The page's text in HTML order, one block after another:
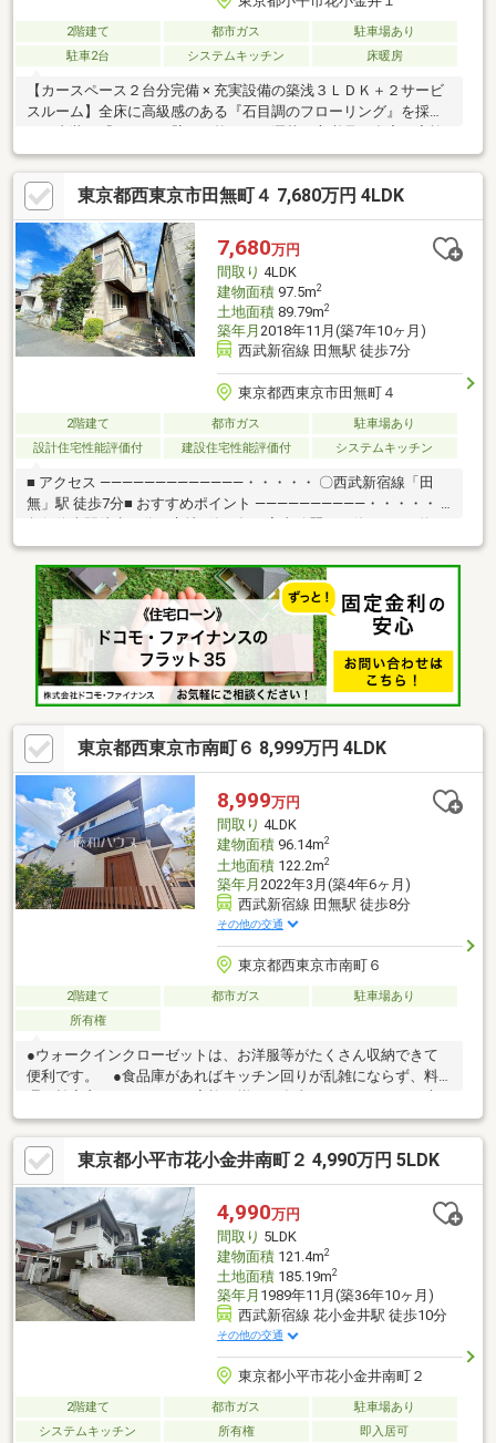
2階建て 都市ガス
駐車場あり
駐車2台
システムキッチン 床暖房
【カースペース２台分完備 × 充実設備の築浅３ＬＤＫ＋２サービ
スルーム】全床に高級感のある『石目調のフローリング』を採用
が集まる１階ＬＤＫは吹抜けからしっかり採光の取れる１６.５４
帖！足元からじんわり温かい床暖房を完備し、心地よく過ごせま
す。高級感あふれる『グラフテクト』Ⅱ型キッチンからはリビング
全体が見渡せるあんしん設計。浴室はゆったり一坪サイズで日々
の疲れを癒せます。２階の主寝室には大容量のウォークインクロ
ーゼットを確保。納戸は作業部屋にも最適。洗面室は『電動室内
物干し』完備しており、こだわりのある設計です。
東京都西東京市田無町４ 7,680万円 4LDK
7,680万円
間取り 4LDK
建物面積97.5m2
土地面積89.79m2
築年月 2018年11月(築7年10ヶ月)
西武新宿線 田無駅 徒歩7分
東京都西東京市田無町４
2階建て 都市ガス
駐車場あり
設計住宅性能評価付
建設住宅性能評価付 システムキッチン
■ アクセス ―――――――――――――・・・・・ 〇西武新宿線「田
無」駅 徒歩7分■ おすすめポイント ――――――――――・・・・・ ○
16.7帖のLDK、LD部分は吹き抜けのため、開放感のある室内○約6
帖のグルニエは普段使わない荷物を置くにも便利○WIC、SIC完
備、収納スペースも多く採用○ご家族連れでも安心な４部屋○カー
スペース１台確保○本物件は、新築時に住宅性能表示制度の設計
住宅性能評価書建設住宅性能評価書を取得しています。
東京都西東京市南町６ 8,999万円 4LDK
8,999万円
間取り 4LDK
建物面積96.14m2
土地面積122.2m2
築年月 2022年3月(築4年6ヶ月)
西武新宿線 田無駅 徒歩8分
その他の交通
東京都西東京市南町６
2階建て 都市ガス
駐車場あり
所有権
●ウォークインクローゼットは、お洋服等がたくさん収納できて
便利です。 ●食品庫があればキッチン回りが乱雑にならず、料
きさのLDK約16.5帖 ●前面道路幅も約5mあるので、全体として
の見通しがよく、すれ違いや車を出し入れする際も安心です。
●忙しい朝や遅い帰宅時にも嬉しい「田無」駅徒歩約8分！ ●見
学はしたいけど、なかなか時間が取れない・・・そんな方に出勤
前や仕事終わりにマイホームを見学できるサポートをいたしま
す。
東京都小平市花小金井南町２ 4,990万円 5LDK
4,990万円
間取り 5LDK
建物面積121.4m2
土地面積185.19m2
築年月 1989年11月(築36年10ヶ月)
西武新宿線 花小金井駅 徒歩10分
その他の交通
東京都小平市花小金井南町２
2階建て 都市ガス
駐車場あり
システムキッチン
所有権 即入居可